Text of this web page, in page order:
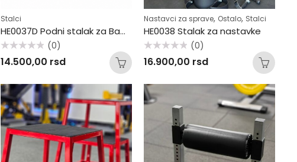
Stalci
HE0037D Podni stalak za Bamper tegove
sa
5
(0)
14.500,00 rsd
Nastavci za sprave, Ostalo, Stalci
HE0038 Stalak za nastavke
sa
5
(0)
16.900,00 rsd